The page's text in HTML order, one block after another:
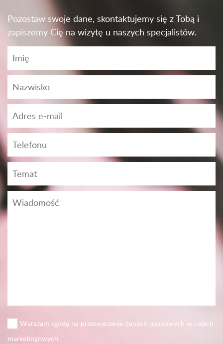
Pozostaw swoje dane, skontaktujemy się z Tobą i
zapiszemy Cię na wizytę u naszych specjalistów.
Wyrażam zgodę na przetwarzanie danych osobowych w celach
marketingowych.